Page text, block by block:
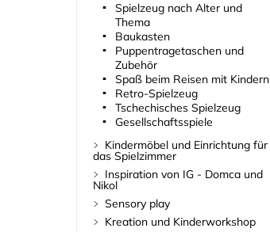
Spielzeug nach Alter und
Thema
Baukasten
Puppentragetaschen und
Zubehör
Spaß beim Reisen mit Kindern
Retro-Spielzeug
Tschechisches Spielzeug
Gesellschaftsspiele
Kindermöbel und Einrichtung für
das Spielzimmer
Inspiration von IG - Domca und
Nikol
Sensory play
Kreation und Kinderworkshop